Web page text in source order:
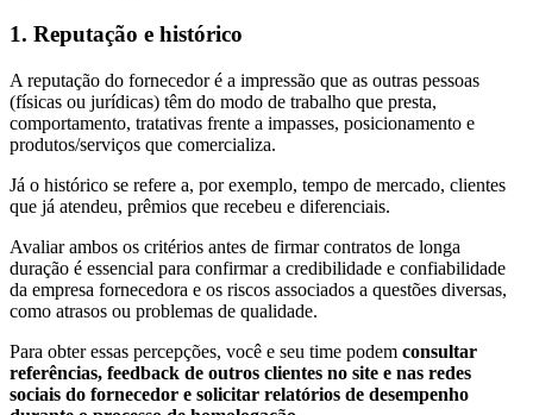
1. Reputação e histórico
A reputação do fornecedor é a impressão que as outras pessoas
(físicas ou jurídicas) têm do modo de trabalho que presta,
comportamento, tratativas frente a impasses, posicionamento e
produtos/serviços que comercializa.
Já o histórico se refere a, por exemplo, tempo de mercado, clientes
que já atendeu, prêmios que recebeu e diferenciais.
Avaliar ambos os critérios antes de firmar contratos de longa
duração é essencial para confirmar a credibilidade e confiabilidade
da empresa fornecedora e os riscos associados a questões diversas,
como atrasos ou problemas de qualidade.
Para obter essas percepções, você e seu time podem consultar
referências, feedback de outros clientes no site e nas redes
sociais do fornecedor e solicitar relatórios de desempenho